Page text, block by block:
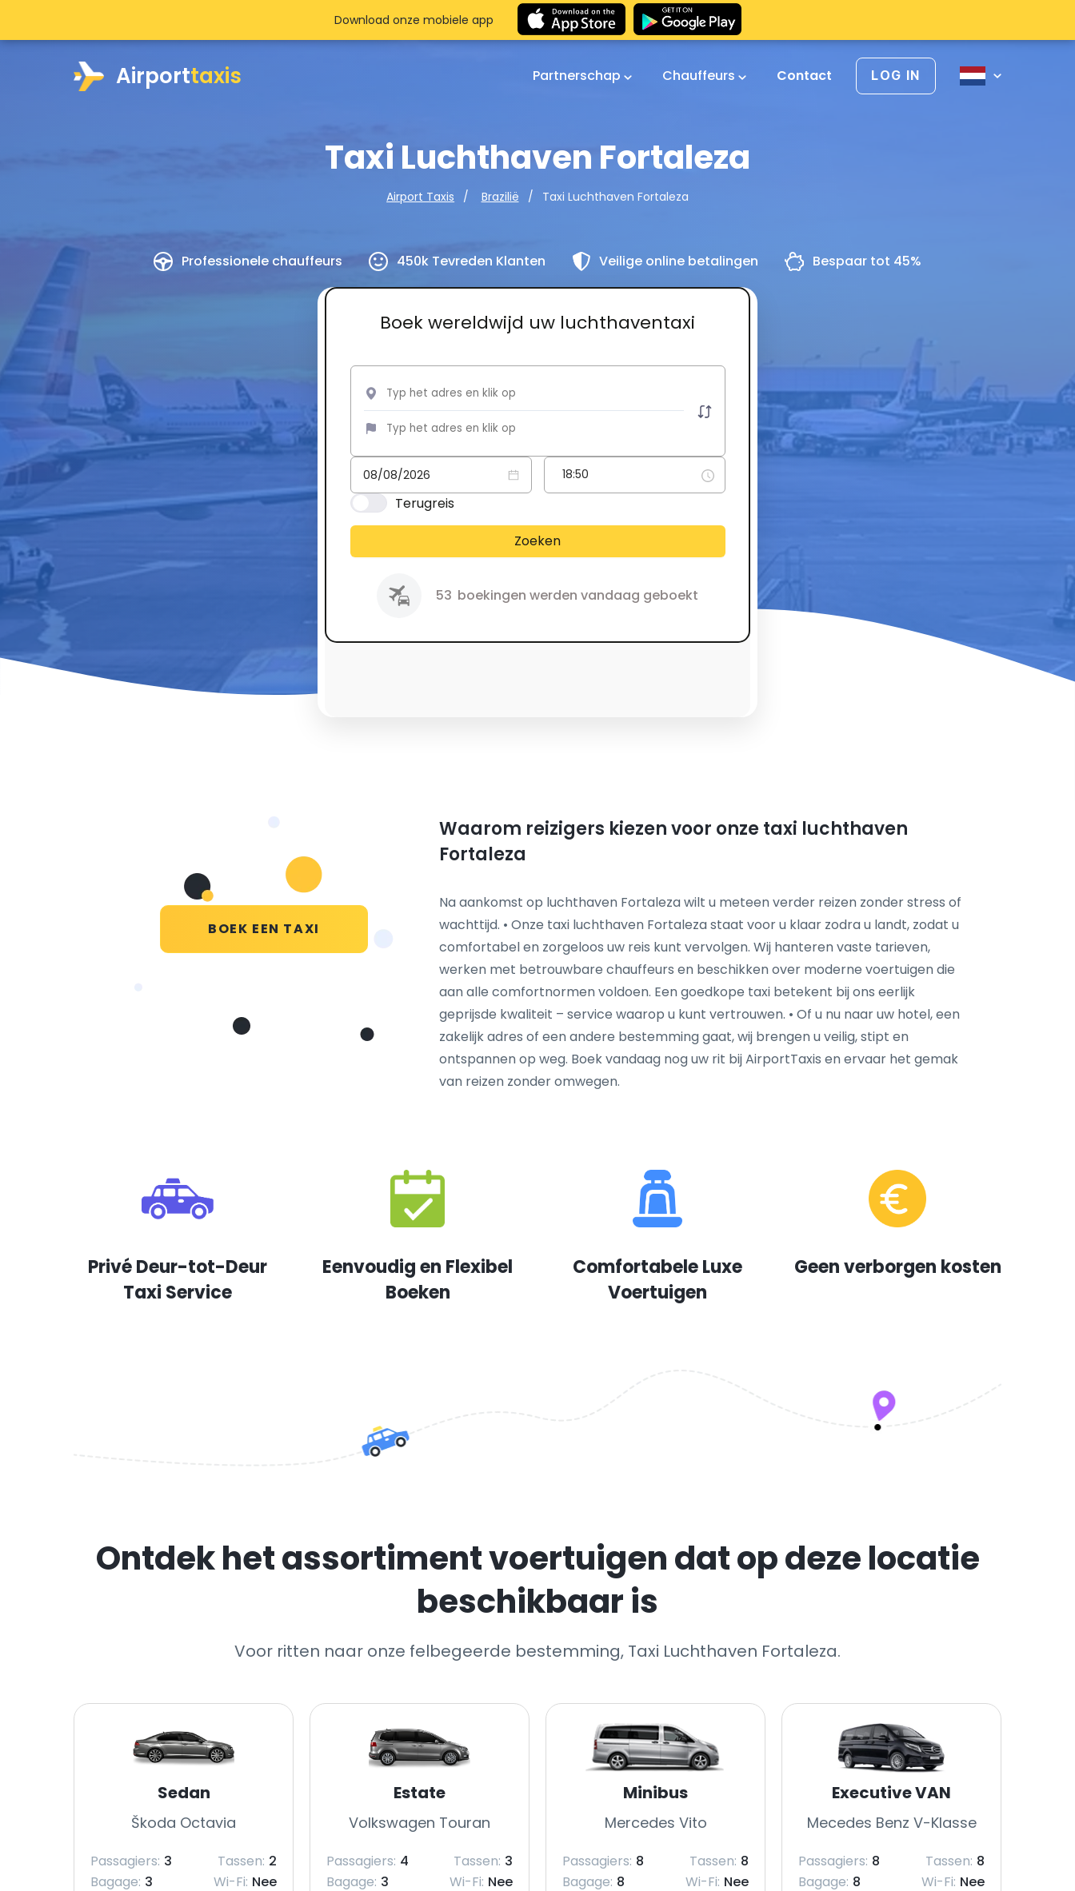
Airporttaxis Partnerschap Chauffeurs Contact LOG IN
Taxi Luchthaven Fortaleza
Airport Taxis Brazilië Taxi Luchthaven Fortaleza
Professionele chauffeurs 450k Tevreden Klanten Veilige online betalingen Bespaar tot 45%
Boek wereldwijd uw luchthaventaxi
Terugreis
Zoeken
53 boekingen werden vandaag geboekt
Download onze mobiele app
BOEK EEN TAXI
Waarom reizigers kiezen voor onze taxi luchthaven
Fortaleza
Na aankomst op luchthaven Fortaleza wilt u meteen verder reizen zonder stress of
wachttijd. • Onze taxi luchthaven Fortaleza staat voor u klaar zodra u landt, zodat u
comfortabel en zorgeloos uw reis kunt vervolgen. Wij hanteren vaste tarieven,
werken met betrouwbare chauffeurs en beschikken over moderne voertuigen die
aan alle comfortnormen voldoen. Een goedkope taxi betekent bij ons eerlijk
geprijsde kwaliteit – service waarop u kunt vertrouwen. • Of u nu naar uw hotel, een
zakelijk adres of een andere bestemming gaat, wij brengen u veilig, stipt en
ontspannen op weg. Boek vandaag nog uw rit bij AirportTaxis en ervaar het gemak
van reizen zonder omwegen.
Privé Deur-tot-Deur
Taxi Service
Eenvoudig en Flexibel
Boeken
Comfortabele Luxe
Voertuigen
Geen verborgen kosten
Ontdek het assortiment voertuigen dat op deze locatie
beschikbaar is
Voor ritten naar onze felbegeerde bestemming, Taxi Luchthaven Fortaleza.
Sedan
Škoda Octavia
Passagiers: 3 Tassen: 2
Bagage: 3 Wi-Fi: Nee
Estate
Volkswagen Touran
Passagiers: 4 Tassen: 3
Bagage: 3 Wi-Fi: Nee
Minibus
Mercedes Vito
Passagiers: 8 Tassen: 8
Bagage: 8 Wi-Fi: Nee
Executive VAN
Mecedes Benz V-Klasse
Passagiers: 8 Tassen: 8
Bagage: 8 Wi-Fi: Nee